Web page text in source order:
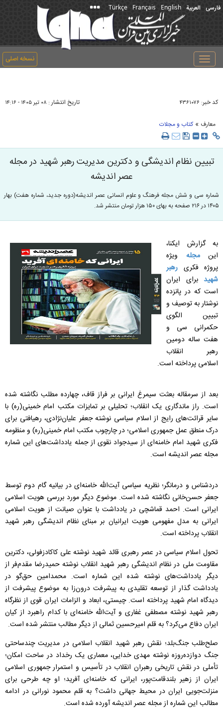
فارسی العربیة English
Français
Türkçe
نسخه اصلی
Toggle
navigation
کد خبر: ۴۳۶۱۰۷۶ تاریخ انتشار : ۰۸ تير ۱۴۰۵ - ۱۴:۱۶
معارف »کتاب و مجلات
تبیین نظام اندیشگی و دکترین مدیریت رهبر شهید در مجله
عصر اندیشه
شماره سی و شش مجله فرهنگ و علوم انسانی عصر اندیشه(دوره جدید، شماره هفت) بهار
۱۴۰۵ در ۲۱۶ صفحه به بهای ۱۵۰ هزار تومان منتشر شد.
به گزارش ایکنا،
اینمجله ویژه
پروژه فکری رهبر
شهید برای ایران
است که در پانزده
نوشتار به توصیف و
تبیین الگوی
حکمرانی سی و
هفت ساله دومین
رهبر انقلاب
اسلامی پرداخته است.
بعد از سرمقاله بعثت سیمرغ ایرانی بر فراز قاف، چهارده مطلب نگاشته شده
است. راز ماندگاری یک انقلاب؛ تحلیلی بر تمایزات مکتب امام خمینی(ره) با
سایر قرائت‌های رایج از اسلام سیاسی نوشته جعفر علیان‌نژادی، رهیافتی برای
درک منطق عمل جمهوری اسلامی؛ در چارچوب مکتب امام خمینی(ره) و منظومه
فکری شهید امام خامنه‌ای از سیدجواد نقوی از جمله یادداشت‌های این شماره
مجله عصر اندیشه است.
دردشناس و درمانگر؛ نظریه سیاسی آیت‌الله خامنه‌ای در بیانیه گام دوم توسط
جعفر حسن‌خانی نگاشته شده است. موضوع دیگر مورد بررسی هویت اسلامی
ایرانی است. احمد قماشچی در یادداشت با عنوان صیانت از هویت اسلامی
ایرانی به مدل مفهومی هویت ایرانیان بر مبنای نظام اندیشگی رهبر شهید
انقلاب پرداخته است.
تحول اسلام سیاسی در عصر رهبری قائد شهید نوشته علی کاکادزفولی، دکترین
مقاومت ملی در نظام اندیشگی رهبر شهید انقلاب نوشته حمیدرضا مقدم‌فر از
دیگر یادداشت‌های نوشته شده این شماره است. محمدامین حق‌گو در
یادداشت گذار از توسعه تقلیدی به پیشرفت درون‌زا به موضوع پیشرفت از
دیدگاه امام شهید پرداخته است. چیستی، ابعاد و الزامات ایران قوی از نظرگاه
رهبر شهید نوشته مصطفی غفاری و آیت‌الله خامنه‌ای با کدام راهبرد از کیان
ایران دفاع می‌کرد؟ به قلم امیرحسین ثمالی از دیگر مطالب منتشر شده است.
صلح‌طلب جنگ‌بلد؛ نقش رهبر شهید انقلاب اسلامی در مدیریت چندساحتی
جنگ دوازده‌روزه نوشته مهدی خدایی، معماری یک رخداد در ساحت امکان؛
تأملی در نقش تاریخی رهبران انقلاب در تأسیس و استمرار جمهوری اسلامی
ایران از زهیر بلندقامت‌پور، ایرانی که خامنه‌ای آفرید؛ او چه طرحی برای
منزلت‌جویی ایران در محیط جهانی داشت؟ به قلم محمود نورانی در ادامه
مطالب این شماره از مجله عصر اندیشه آورده شده است.